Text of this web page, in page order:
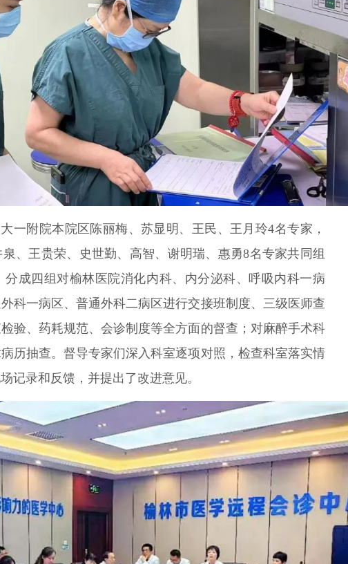
附院本院区陈丽梅、苏显明、王民、王月玲4名专家，
、王贵荣、史世勤、高智、谢明瑞、惠勇8名专家共同组
成四组对榆林医院消化内科、内分泌科、呼吸内科一病
科一病区、普通外科二病区进行交接班制度、三级医师查
验、药耗规范、会诊制度等全方面的督查；对麻醉手术科
历抽查。督导专家们深入科室逐项对照，检查科室落实情
记录和反馈，并提出了改进意见。